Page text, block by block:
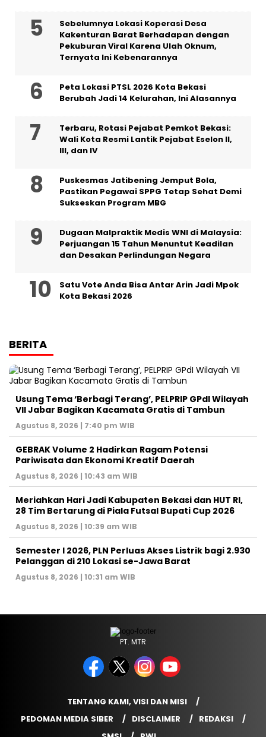
Sebelumnya Lokasi Koperasi Desa
Kakenturan Barat Berhadapan dengan
Pekuburan Viral Karena Ulah Oknum,
Ternyata Ini Kebenarannya
Peta Lokasi PTSL 2026 Kota Bekasi
Berubah Jadi 14 Kelurahan, Ini Alasannya
‎Terbaru, Rotasi Pejabat Pemkot Bekasi:
Wali Kota Resmi Lantik Pejabat Eselon II,
III, dan IV ‎
Puskesmas Jatibening Jemput Bola,
Pastikan Pegawai SPPG Tetap Sehat Demi
Sukseskan Program MBG
‎Dugaan Malpraktik Medis WNI di Malaysia:
Perjuangan 15 Tahun Menuntut Keadilan
dan Desakan Perlindungan Negara
Satu Vote Anda Bisa Antar Arin Jadi Mpok
Kota Bekasi 2026
BERITA
‎Usung Tema ‘Berbagi Terang’, PELPRIP GPdI Wilayah
VII Jabar Bagikan Kacamata Gratis di Tambun
Agustus 8, 2026 | 7:40 pm WIB
GEBRAK Volume 2 Hadirkan Ragam Potensi
Pariwisata dan Ekonomi Kreatif Daerah
Agustus 8, 2026 | 10:43 am WIB
Meriahkan Hari Jadi Kabupaten Bekasi dan HUT RI,
28 Tim Bertarung di Piala Futsal Bupati Cup 2026
Agustus 8, 2026 | 10:39 am WIB
Semester I 2026, PLN Perluas Akses Listrik bagi 2.930
Pelanggan di 210 Lokasi se-Jawa Barat
Agustus 8, 2026 | 10:31 am WIB
PT. MTR
TENTANG KAMI, VISI DAN MISI
PEDOMAN MEDIA SIBER
DISCLAIMER
REDAKSI